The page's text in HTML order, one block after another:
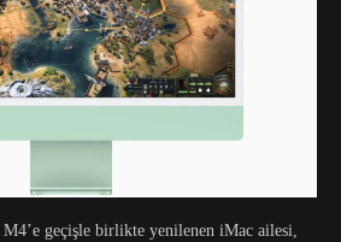
geçişle birlikte yenilenen iMac ailesi,